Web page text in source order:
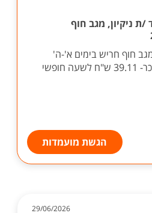
ת ניקיון, מגב חוף
חוף חריש בימים א'-ה'
בשעות 08:00-11:00 שכר- 39.11 ש"ח לשעה חופשי
הגשת מועמדות
29/06/2026